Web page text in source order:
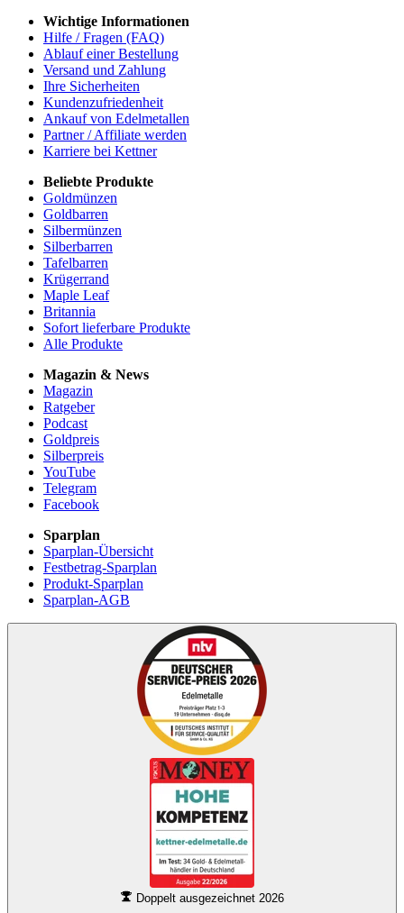
Wichtige Informationen
Hilfe / Fragen (FAQ)
Ablauf einer Bestellung
Versand und Zahlung
Ihre Sicherheiten
Kundenzufriedenheit
Ankauf von Edelmetallen
Partner / Affiliate werden
Karriere bei Kettner
Beliebte Produkte
Goldmünzen
Goldbarren
Silbermünzen
Silberbarren
Tafelbarren
Krügerrand
Maple Leaf
Britannia
Sofort lieferbare Produkte
Alle Produkte
Magazin & News
Magazin
Ratgeber
Podcast
Goldpreis
Silberpreis
YouTube
Telegram
Facebook
Sparplan
Sparplan-Übersicht
Festbetrag-Sparplan
Produkt-Sparplan
Sparplan-AGB
Doppelt ausgezeichnet 2026